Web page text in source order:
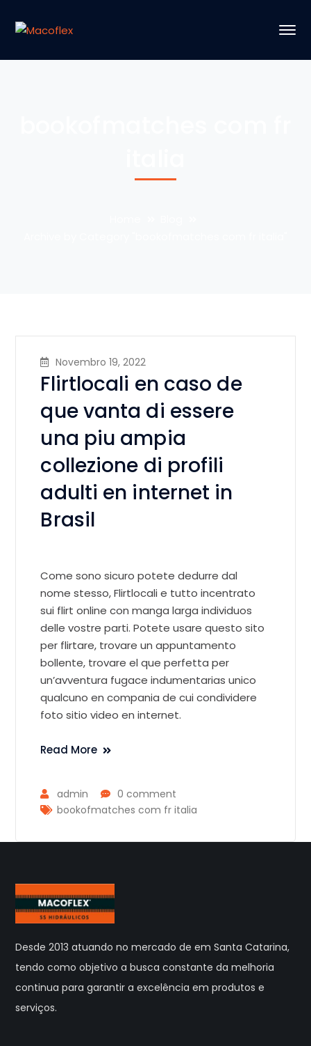
Novembro 19, 2022
Flirtlocali en caso de
que vanta di essere
una piu ampia
collezione di profili
adulti en internet in
Brasil
Come sono sicuro potete dedurre dal
nome stesso, Flirtlocali e tutto incentrato
sui flirt online con manga larga individuos
delle vostre parti. Potete usare questo sito
per flirtare, trovare un appuntamento
bollente, trovare el que perfetta per
un’avventura fugace indumentarias unico
qualcuno en compania de cui condividere
foto sitio video en internet.
Read More
admin
0 comment
bookofmatches com fr italia
Desde 2013 atuando no mercado de em Santa Catarina,
tendo como objetivo a busca constante da melhoria
continua para garantir a excelência em produtos e
serviços.